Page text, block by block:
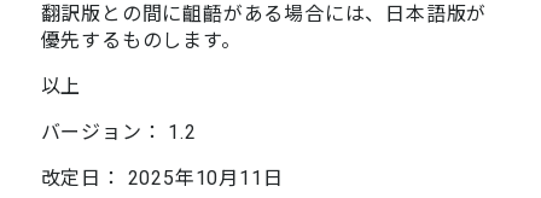
翻訳版との間に齟齬がある場合には、日本語版が
優先するものします。
以上
バージョン： 1.2
改定日： 2025年10月11日